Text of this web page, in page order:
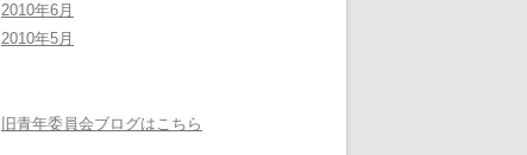
2010年6月
2010年5月
旧青年委員会ブログはこちら